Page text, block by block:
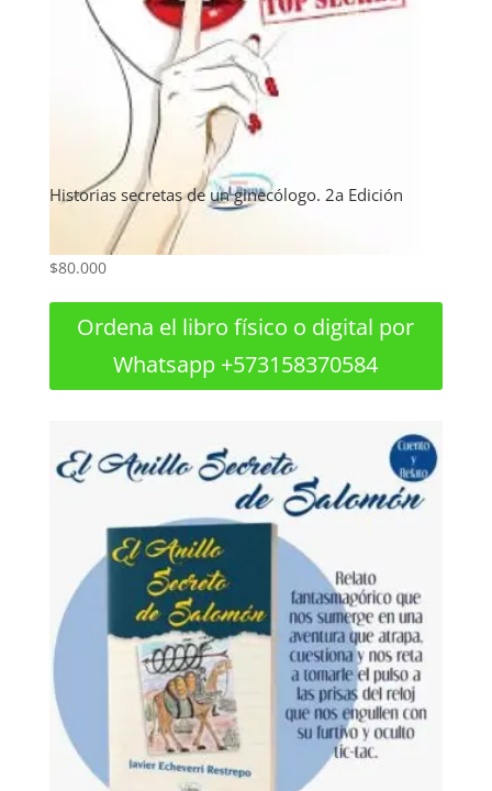
Historias secretas de un ginecólogo. 2a Edición
$80.000
Ordena el libro físico o digital por
Whatsapp +573158370584